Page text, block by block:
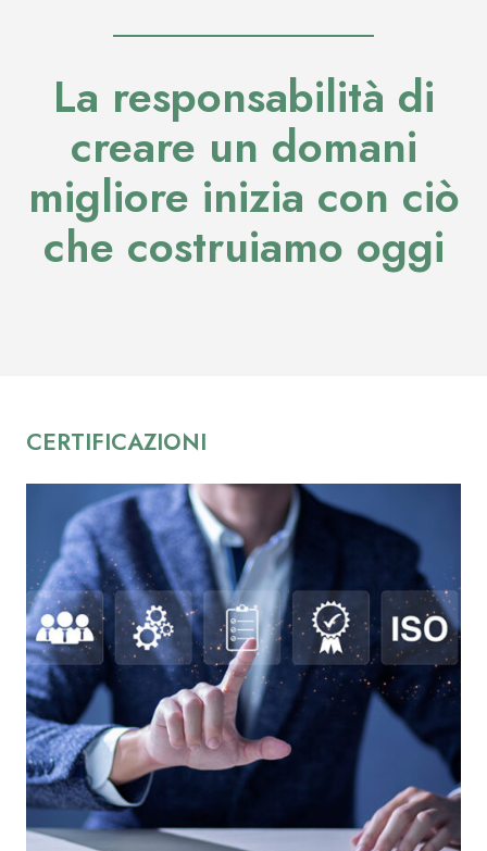
La responsabilità di
creare un domani
migliore inizia con ciò
che costruiamo oggi
CERTIFICAZIONI